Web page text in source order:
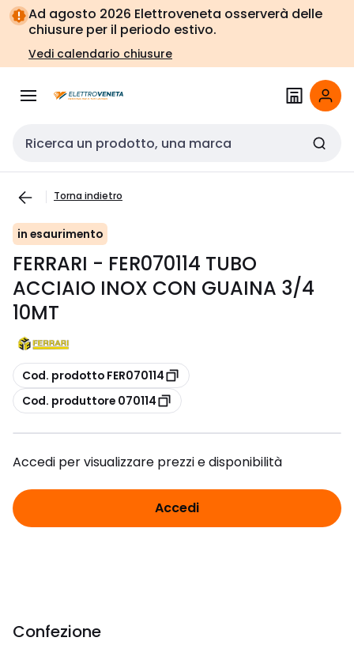
Vai alla
navigazione
Vai
alla
pagina
Ad agosto 2026 Elettroveneta osserverà delle
chiusure per il periodo estivo.
Vedi calendario chiusure
Cerca input
Torna indietro
in esaurimento
FERRARI - FER070114 TUBO
ACCIAIO INOX CON GUAINA 3/4
10MT
copia
Cod. prodotto FER070114
copia
Cod. produttore 070114
Accedi per visualizzare prezzi e disponibilità
Accedi
Confezione